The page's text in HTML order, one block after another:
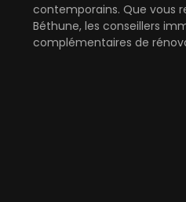
contemporains. Que vous
Béthune, les conseillers
complémentaires de